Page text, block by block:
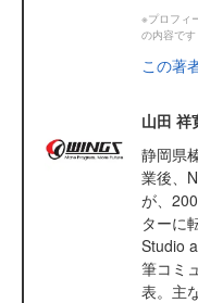
※プロフィ
の内容です
この著
山田 祥
静岡県
業後、
が、
ターに
Studio
筆コミ
表。主